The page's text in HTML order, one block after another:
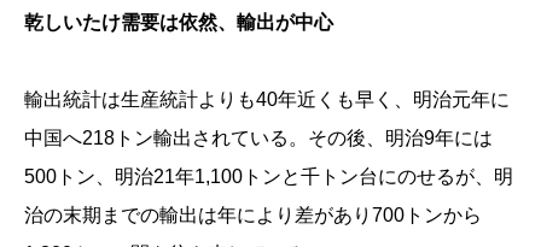
乾しいたけ需要は依然、輸出が中心
輸出統計は生産統計よりも40年近くも早く、明治元年に
中国へ218トン輸出されている。その後、明治9年には
500トン、明治21年1,100トンと千トン台にのせるが、明
治の末期までの輸出は年により差があり700トンから